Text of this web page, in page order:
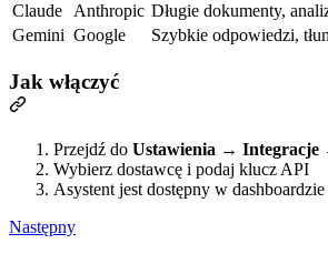
Claude
Anthropic Długie dokumenty,
Gemini Google Szybkie odpowiedzi,
Jak włączyć
Przejdź do Ustawienia →
Wybierz dostawcę i podaj klucz API
Asystent jest dostępny w
Następny